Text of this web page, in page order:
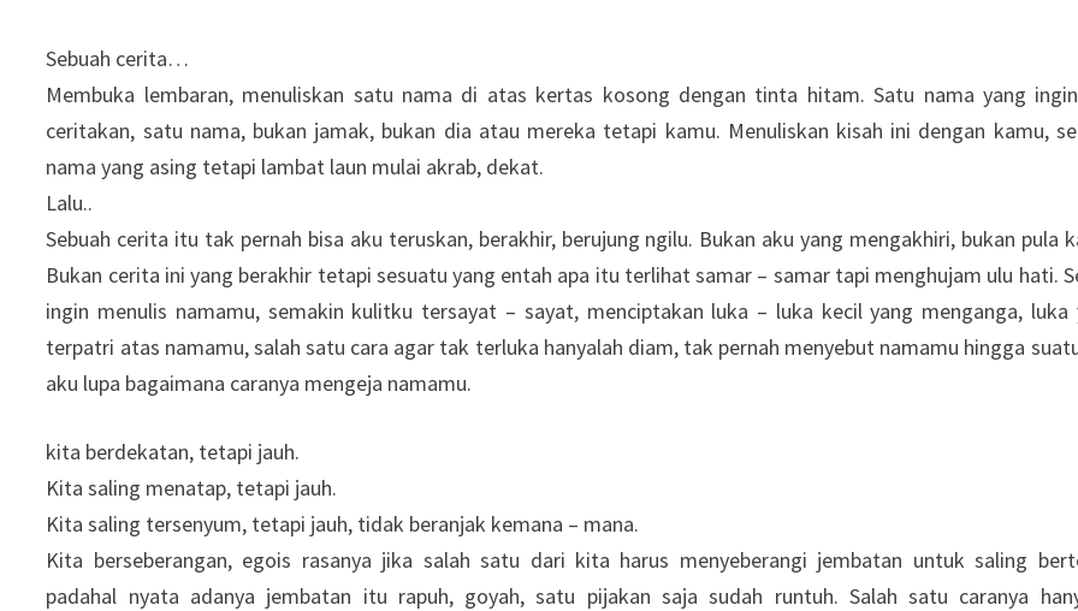
Sebuah cerita…
Membuka lembaran, menuliskan satu nama di atas kertas kosong dengan tinta hitam. Satu nama yang
ceritakan, satu nama, bukan jamak, bukan dia atau mereka tetapi kamu. Menuliskan kisah ini dengan kamu,
nama yang asing tetapi lambat laun mulai akrab, dekat.
Lalu..
Sebuah cerita itu tak pernah bisa aku teruskan, berakhir, berujung ngilu. Bukan aku yang mengakhiri, bukan pula
Bukan cerita ini yang berakhir tetapi sesuatu yang entah apa itu terlihat samar – samar tapi menghujam ulu hati.
ingin menulis namamu, semakin kulitku tersayat – sayat, menciptakan luka – luka kecil yang menganga, luka
terpatri atas namamu, salah satu cara agar tak terluka hanyalah diam, tak pernah menyebut namamu hingga
aku lupa bagaimana caranya mengeja namamu.
kita berdekatan, tetapi jauh.
Kita saling menatap, tetapi jauh.
Kita saling tersenyum, tetapi jauh, tidak beranjak kemana – mana.
Kita berseberangan, egois rasanya jika salah satu dari kita harus menyeberangi jembatan untuk saling
padahal nyata adanya jembatan itu rapuh, goyah, satu pijakan saja sudah runtuh. Salah satu caranya